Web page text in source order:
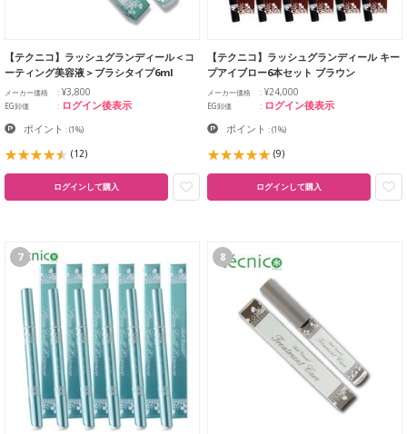
【テクニコ】ラッシュグランディール＜コ
ーティング美容液＞ブラシタイプ6ml
メーカー価格 ¥3,800
EG卸価 ログイン後表示
ポイント :(1%)
(12)
ログインして購入
【テクニコ】ラッシュグランディール キー
プアイブロー6本セット ブラウン
メーカー価格 ¥24,000
EG卸価 ログイン後表示
ポイント :(1%)
(9)
ログインして購入
7 8